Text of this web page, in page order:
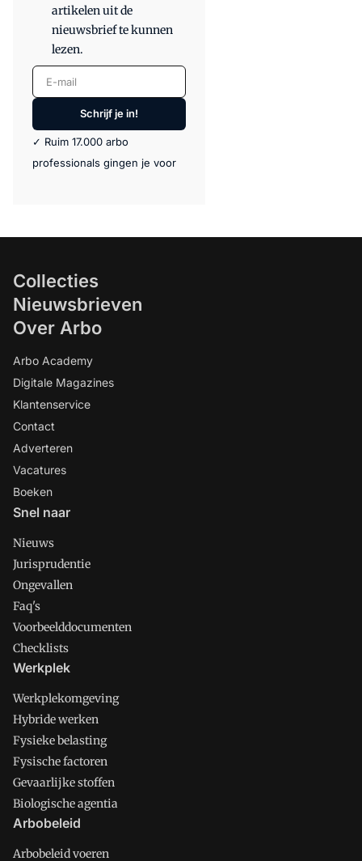
artikelen uit de
nieuwsbrief te kunnen
lezen.
E-mail
Schrijf je in!
✓ Ruim 17.000 arbo
professionals gingen je voor
Collecties
Nieuwsbrieven
Over Arbo
Arbo Academy
Digitale Magazines
Klantenservice
Contact
Adverteren
Vacatures
Boeken
Snel naar
Nieuws
Jurisprudentie
Ongevallen
Faq's
Voorbeelddocumenten
Checklists
Werkplek
Werkplekomgeving
Hybride werken
Fysieke belasting
Fysische factoren
Gevaarlijke stoffen
Biologische agentia
Arbobeleid
Arbobeleid voeren